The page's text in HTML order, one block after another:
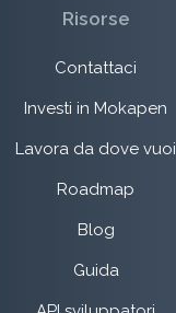
Risorse
Contattaci
Investi in Mokapen
Lavora da dove vuoi
Roadmap
Blog
Guida